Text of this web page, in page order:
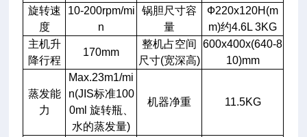
旋转速
度
10-200rpm/mi
n
锅胆尺寸容
量
Ф220x120H(m
m)约4.6L 3KG
主机升
降行程
170mm
整机占空间
尺寸(宽深高)
600x400x(640-8
10)mm
蒸发能
力
Max.23m1/mi
n(JIS标准100
0ml 旋转瓶、
水的蒸发量)
机器净重 11.5KG